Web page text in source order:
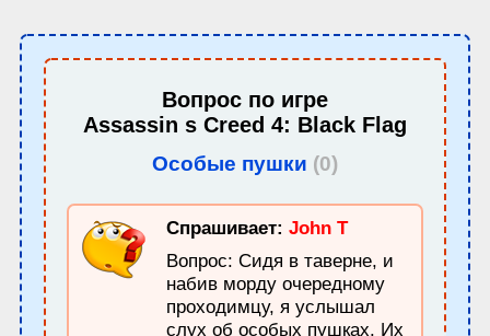
Вопрос по игре
Assassin s Creed 4: Black Flag
Особые пушки (0)
Спрашивает: John T
Вопрос: Сидя в таверне, и
набив морду очередному
проходимцу, я услышал
слух об особых пушках. Их